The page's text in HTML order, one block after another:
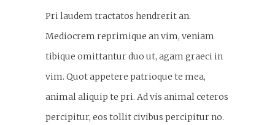
Pri laudem tractatos hendrerit an.
Mediocrem reprimique an vim, veniam
tibique omittantur duo ut, agam graeci in
vim. Quot appetere patrioque te mea,
animal aliquip te pri. Ad vis animal ceteros
percipitur, eos tollit civibus percipitur no.